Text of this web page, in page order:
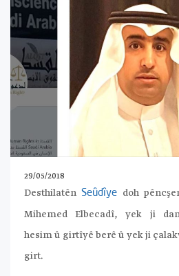
29/05/2018
DesthilatênSeûdîye doh
Mihemed Elbecadî, yek ji
hesim û girtîyê berê û yek ji
girt.